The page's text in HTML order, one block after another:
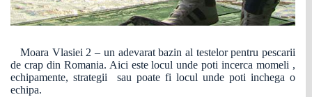
Moara Vlasiei 2 – un adevarat bazin al testelor pentru pescarii
de crap din Romania. Aici este locul unde poti incerca momeli ,
echipamente, strategii sau poate fi locul unde poti inchega o
echipa.